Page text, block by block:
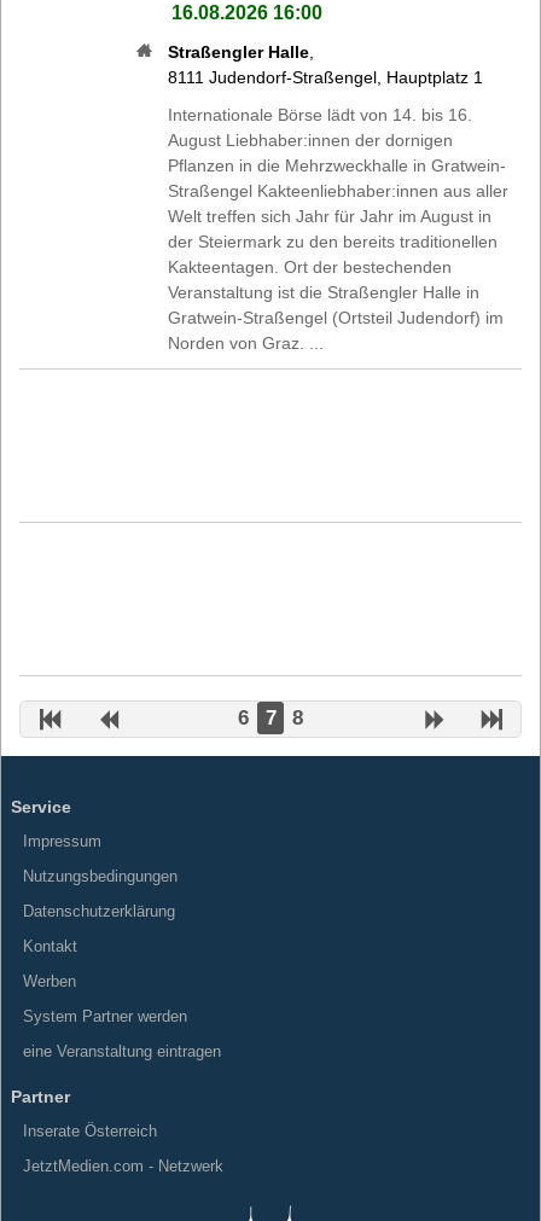
16.08.2026 16:00
Straßengler Halle
8111 Judendorf-Straßengel Hauptplatz 1
Internationale Börse lädt von 14. bis 16.
August Liebhaber:innen der dornigen
Pflanzen in die Mehrzweckhalle in Gratwein-
Straßengel Kakteenliebhaber:innen aus aller
Welt treffen sich Jahr für Jahr im August in
der Steiermark zu den bereits traditionellen
Kakteentagen. Ort der bestechenden
Veranstaltung ist die Straßengler Halle in
Gratwein-Straßengel (Ortsteil Judendorf) im
Norden von Graz. ...
6 7 8
Service
Impressum
Nutzungsbedingungen
Datenschutzerklärung
Kontakt
Werben
System Partner werden
eine Veranstaltung eintragen
Partner
Inserate Österreich
JetztMedien.com - Netzwerk